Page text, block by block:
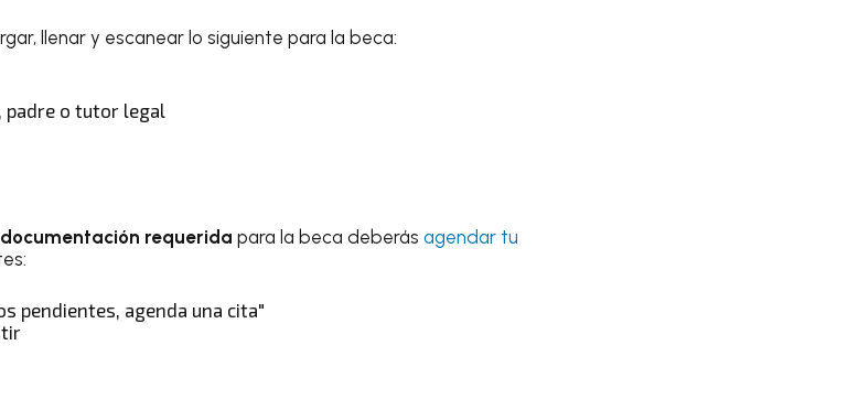
llenar y escanear lo siguiente para la beca:
padre o tutor legal
documentación requerida para la beca deberás agendar tu
pendientes, agenda una cita"